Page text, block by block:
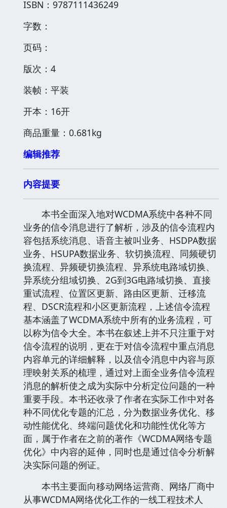
ISBN：9787111436249
字数：
页码：
版次：4
装帧：平装
开本：16开
商品重量：0.681kg
编辑推荐
内容提要
本书全面深入地对WCDMA系统中各种不同
业务的信令消息进行了解析，涉及的信令流程内
容包括系统消息、语音主被叫业务、HSDPA数据
业务、HSUPA数据业务、软切换流程、同频硬切
换流程、异频硬切换流程、异系统电路域切换、
异系统分组域切换、2G到3G电路域切换、直接
重试流程、位置区更新、路由区更新、迁移流
程、DSCR流程和小区更新流程，上述信令流程
基本涵盖了WCDMA系统中所有的业务流程，可
以称为信令大全。本书在叙述上并不只注重于对
信令流程的说明，更在于对信令流程中重点消息
内容单元的详细解释，以及信令消息中内容与原
理映射关系的梳理，通过对上面全业务信令流程
消息的解析使之成为实际中分析定位问题的一种
重要手段。本书还收录了作者在实际工作中对各
种不同优化专题的汇总，分为数据业务优化、移
动性能优化、终端问题优化和功能性优化等方
面，属于作者在之前的著作《WCDMA网络专题
优化》中内容的延伸，同时也是通过信令分析解
决实际问题的例证。
本书主要面向移动网络运营商、网络厂商中
从事WCDMA网络优化工作的一线工程技术人